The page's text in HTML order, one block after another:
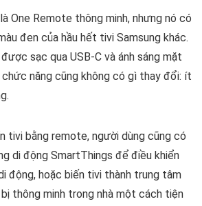
One Remote thông minh, nhưng nó có
đen của hầu hết tivi Samsung khác.
sạc qua USB-C và ánh sáng mặt
năng cũng không có gì thay đổi: ít
tivi bằng remote, người dùng cũng có
di động SmartThings để điều khiển
động, hoặc biến tivi thành trung tâm
thông minh trong nhà một cách tiện